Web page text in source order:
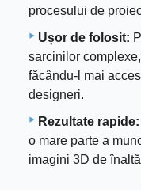
procesului de
Ușor de folosit:
sarcinilor
făcându-l mai
designeri.
Rezultate rapide:
o mare parte a
imagini 3D de